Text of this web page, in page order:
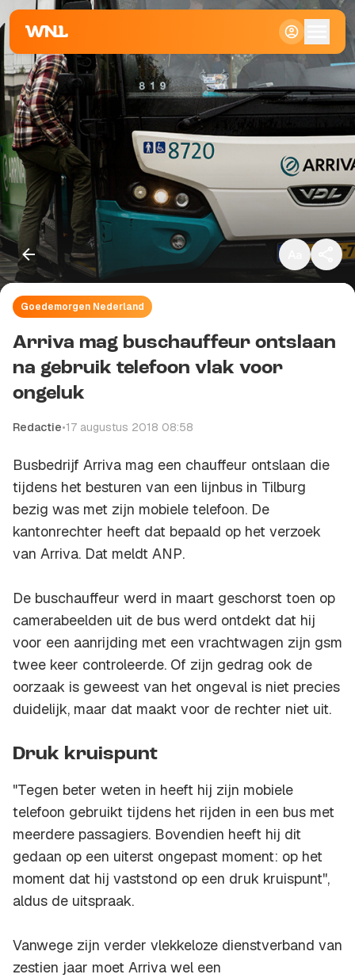
Klein
Standaard
Goedemorgen Nederland
Arriva mag buschauffeur ontslaan
na gebruik telefoon vlak voor
ongeluk
Redactie•17 augustus 2018 08:58
Busbedrijf Arriva mag een chauffeur ontslaan die
tijdens het besturen van een lijnbus in Tilburg
bezig was met zijn mobiele telefoon. De
kantonrechter heeft dat bepaald op het verzoek
van Arriva. Dat meldt ANP.
De buschauffeur werd in maart geschorst toen op
camerabeelden uit de bus werd ontdekt dat hij
voor een aanrijding met een vrachtwagen zijn gsm
twee keer controleerde. Of zijn gedrag ook de
oorzaak is geweest van het ongeval is niet precies
duidelijk, maar dat maakt voor de rechter niet uit.
Druk kruispunt
"Tegen beter weten in heeft hij zijn mobiele
telefoon gebruikt tijdens het rijden in een bus met
meerdere passagiers. Bovendien heeft hij dit
gedaan op een uiterst ongepast moment: op het
moment dat hij vaststond op een druk kruispunt'',
aldus de uitspraak.
Vanwege zijn verder vlekkeloze dienstverband van
zestien jaar moet Arriva wel een